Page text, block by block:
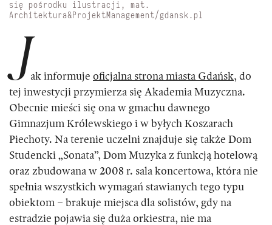
się pośrodku ilustracji, mat.
Architektura&ProjektManagement/gdansk.pl
Jak informuje oficjalna strona miasta Gdańsk, do
tej inwestycji przymierza się Akademia Muzyczna.
Obecnie mieści się ona w gmachu dawnego
Gimnazjum Królewskiego i w byłych Koszarach
Piechoty. Na terenie uczelni znajduje się także Dom
Studencki „Sonata”, Dom Muzyka z funkcją hotelową
oraz zbudowana w 2008 r. sala koncertowa, która nie
spełnia wszystkich wymagań stawianych tego typu
obiektom – brakuje miejsca dla solistów, gdy na
estradzie pojawia się duża orkiestra, nie ma